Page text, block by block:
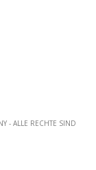
- ALLE RECHTE SIND